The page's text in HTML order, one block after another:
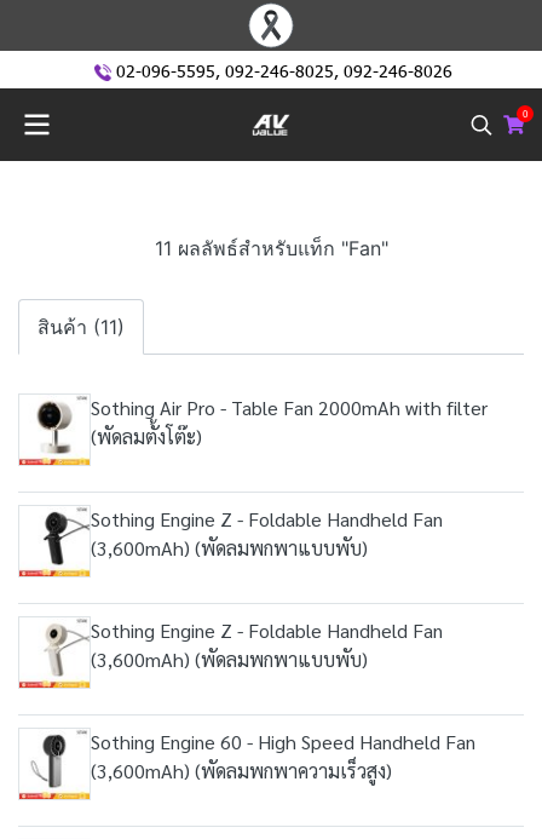
02-096-5595, 092-246-8025, 092-246-8026
0
11 ผลลัพธ์สำหรับแท็ก "Fan"
สินค้า (11)
Sothing Air Pro - Table Fan 2000mAh with filter
(พัดลมตั้งโต๊ะ)
Sothing Engine Z - Foldable Handheld Fan
(3,600mAh) (พัดลมพกพาแบบพับ)
Sothing Engine Z - Foldable Handheld Fan
(3,600mAh) (พัดลมพกพาแบบพับ)
Sothing Engine 60 - High Speed Handheld Fan
(3,600mAh) (พัดลมพกพาความเร็วสูง)